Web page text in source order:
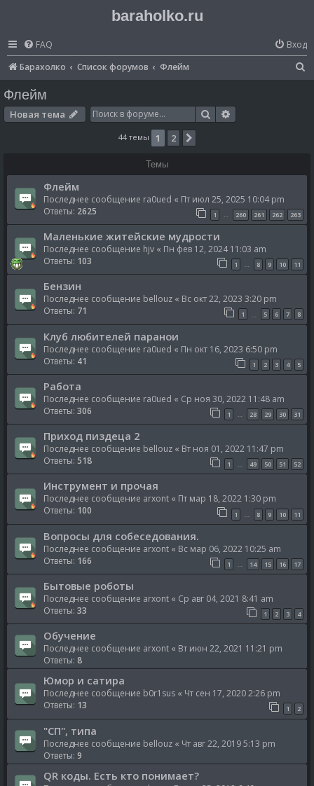
baraholko.ru
FAQ
Вход
Барахолко
Список форумов Флейм
Флейм
Новая тема Поиск
44 темы 1 2
Темы
Флейм
Последнее сообщение ra0ued « Пт июл 25, 2025 10:04 pm
Ответы: 2625 1 … 260 261 262 263
Маленькие житейские мудрости
Последнее сообщение hjv « Пн фев 12, 2024 11:03 am
Ответы: 103 1 … 8 9 10 11
Бензин
Последнее сообщение bellouz « Вс окт 22, 2023 3:20 pm
Ответы: 71 1 … 5 6 7 8
Клуб любителей паранои
Последнее сообщение ra0ued « Пн окт 16, 2023 6:50 pm
Ответы: 41 1 2 3 4 5
Работа
Последнее сообщение ra0ued « Ср ноя 30, 2022 11:48 am
Ответы: 306 1 … 28 29 30 31
Приход пиздеца 2
Последнее сообщение bellouz « Вт ноя 01, 2022 11:47 pm
Ответы: 518 1 … 49 50 51 52
Инструмент и прочая
Последнее сообщение arxont « Пт мар 18, 2022 1:30 pm
Ответы: 100 1 … 8 9 10 11
Вопросы для собеседования.
Последнее сообщение arxont « Вс мар 06, 2022 10:25 am
Ответы: 166 1 … 14 15 16 17
Бытовые роботы
Последнее сообщение arxont « Ср авг 04, 2021 8:41 am
Ответы: 33 1 2 3 4
Обучение
Последнее сообщение arxont « Вт июн 22, 2021 11:21 pm
Ответы: 8
Юмор и сатира
Последнее сообщение b0r1sus « Чт сен 17, 2020 2:26 pm
Ответы: 13 1 2
"СП", типа
Последнее сообщение bellouz « Чт авг 22, 2019 5:13 pm
Ответы: 9
QR коды. Есть кто понимает?